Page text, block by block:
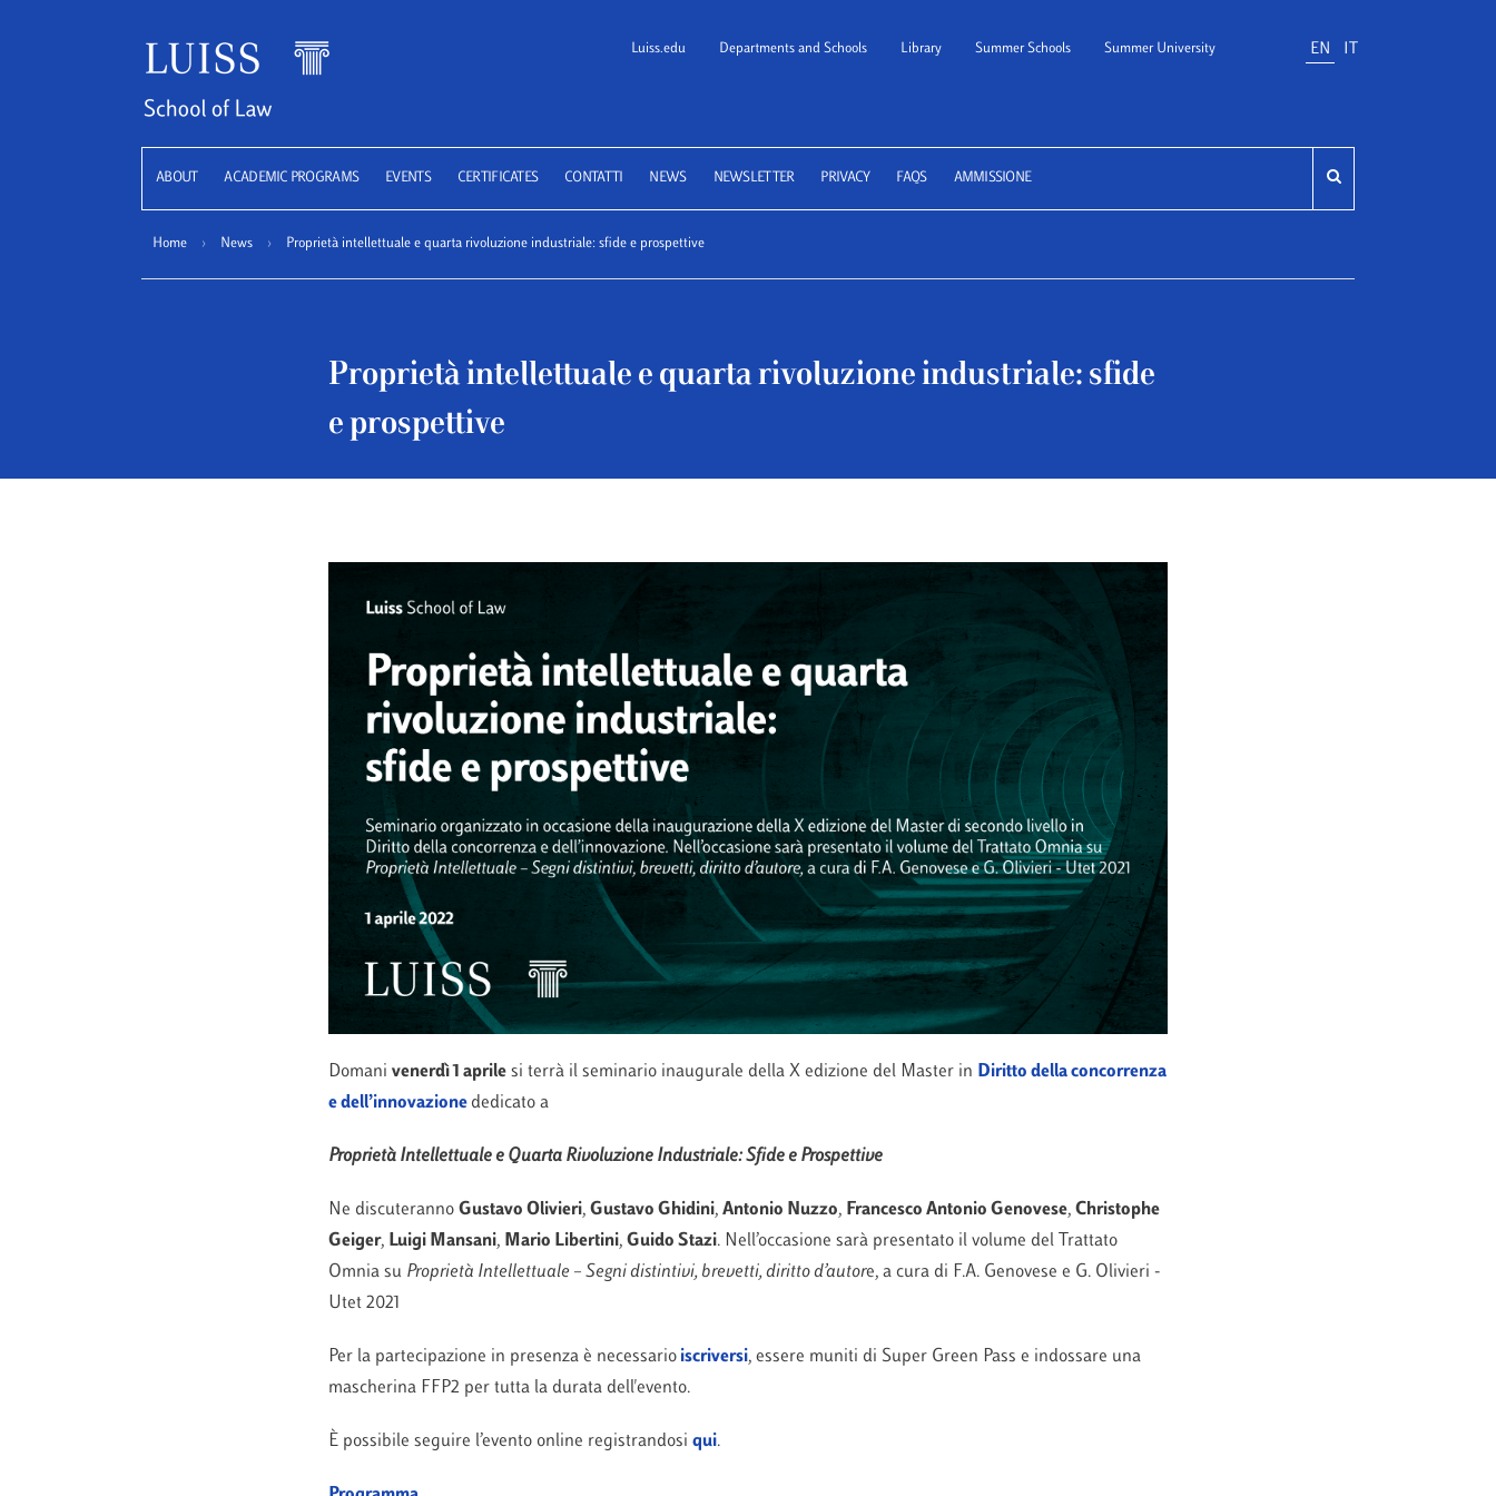
LUISS School of Law
Luiss.edu Departments and Schools Library Summer Schools Summer University EN
ABOUT ACADEMIC PROGRAMS EVENTS CERTIFICATES CONTATTI NEWS NEWSLETTER PRIVACY FAQS AMMISSIONE
Home › News › Proprietà intellettuale e quarta rivoluzione industriale: sfide e prospettive
Proprietà intellettuale e quarta rivoluzione industriale: sfide
e prospettive
Domani venerdì 1 aprilesi terrà il seminario inaugurale della X edizione del Master in Diritto della concorrenza
e dell’innovazione dedicato a
Proprietà Intellettuale e Quarta Rivoluzione Industriale: Sfide e Prospettive
Ne discuteranno Gustavo Olivieri, Gustavo Ghidini, Antonio Nuzzo, Francesco Antonio Genovese, Christophe
Geiger, Luigi Mansani, Mario Libertini, Guido Stazi. Nell’occasione sarà presentato il volume del Trattato
Omnia su Proprietà Intellettuale – Segni distintivi, brevetti, diritto d’autore, a cura di F.A. Genovese e G. Olivieri -
Utet 2021
Per la partecipazione in presenza è necessario iscriversi, essere muniti di Super Green Pass e indossare una
mascherina FFP2 per tutta la durata dell'evento.
È possibile seguire l’evento online registrandosi qui.